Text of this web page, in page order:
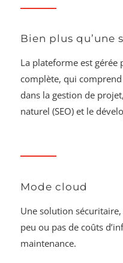
Bien plus
La plateforme est
complète, qui
dans la gestion de
naturel (SEO) et le
Mode cloud
Une solution
peu ou pas de coûts
maintenance.